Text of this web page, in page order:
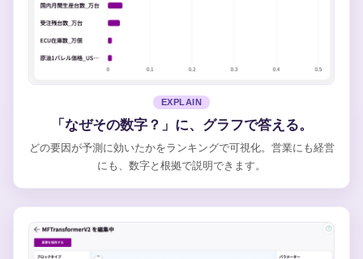
EXPLAIN
「なぜその数字？」に、グラフで答える。
どの要因が予測に効いたかをランキングで可視化。営業にも経営
にも、数字と根拠で説明できます。